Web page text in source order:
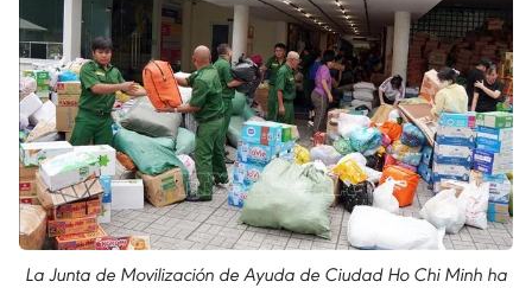
La Junta de Movilización de Ayuda de Ciudad Ho Chi Minh ha